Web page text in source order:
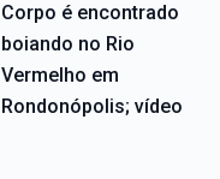
Corpo é encontrado
boiando no Rio
Vermelho em
Rondonópolis; vídeo